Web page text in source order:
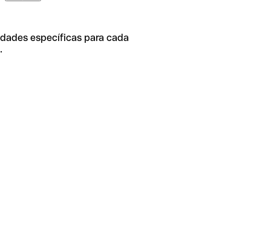
específicas para cada